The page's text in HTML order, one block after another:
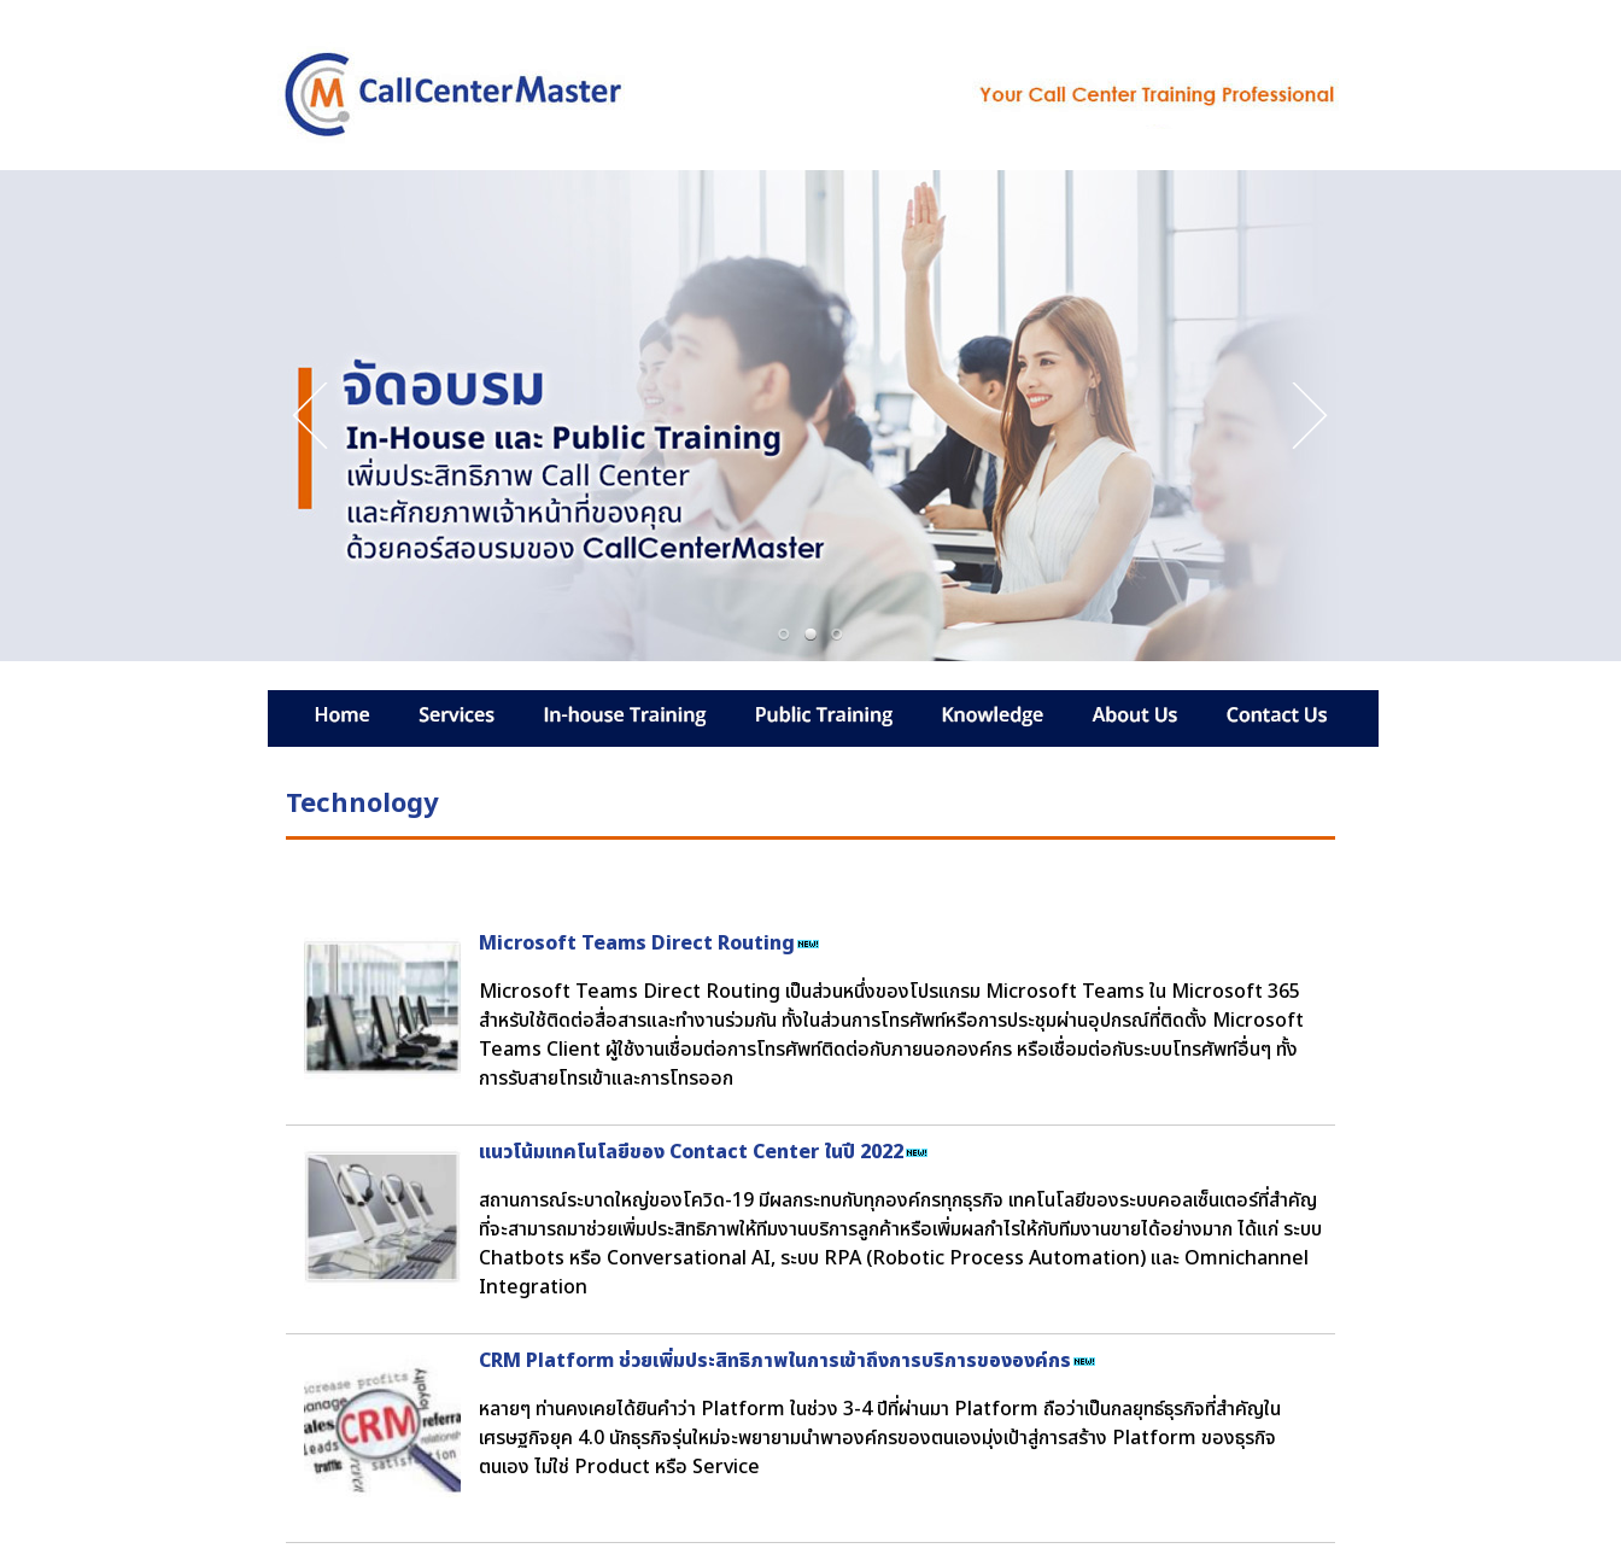
Technology
Microsoft Teams Direct Routing
Microsoft Teams Direct Routing เป็นส่วนหนึ่งของโปรแกรม Microsoft Teams ใน Microsoft 365
สำหรับใช้ติดต่อสื่อสารและทำงานร่วมกัน ทั้งในส่วนการโทรศัพท์หรือการประชุมผ่านอุปกรณ์ที่ติดตั้ง Microsoft
Teams Client ผู้ใช้งานเชื่อมต่อการโทรศัพท์ติดต่อกับภายนอกองค์กร หรือเชื่อมต่อกับระบบโทรศัพท์อื่นๆ ทั้ง
การรับสายโทรเข้าและการโทรออก
แนวโน้มเทคโนโลยีของ Contact Center ในปี 2022
สถานการณ์ระบาดใหญ่ของโควิด-19 มีผลกระทบกับทุกองค์กรทุกธุรกิจ เทคโนโลยีของระบบคอลเซ็นเตอร์ที่สำคัญ
ที่จะสามารถมาช่วยเพิ่มประสิทธิภาพให้ทีมงานบริการลูกค้าหรือเพิ่มผลกำไรให้กับทีมงานขายได้อย่างมาก ได้แก่ ระบบ
Chatbots หรือ Conversational AI, ระบบ RPA (Robotic Process Automation) และ Omnichannel
Integration
CRM Platform ช่วยเพิ่มประสิทธิภาพในการเข้าถึงการบริการขององค์กร
หลายๆ ท่านคงเคยได้ยินคำว่า Platform ในช่วง 3-4 ปีที่ผ่านมา Platform ถือว่าเป็นกลยุทธ์ธุรกิจที่สำคัญใน
เศรษฐกิจยุค 4.0 นักธุรกิจรุ่นใหม่จะพยายามนำพาองค์กรของตนเองมุ่งเป้าสู่การสร้าง Platform ของธุรกิจ
ตนเอง ไม่ใช่ Product หรือ Service